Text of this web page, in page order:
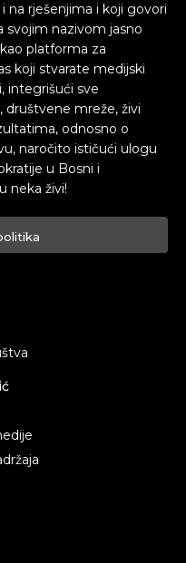
na rješenjima i koji govori
svojim nazivom jasno
platforma za
koji stvarate medijski
integrišući sve
društvene mreže, živi
odnosno o
naročito ističući ulogu
u Bosni i
neka živi!